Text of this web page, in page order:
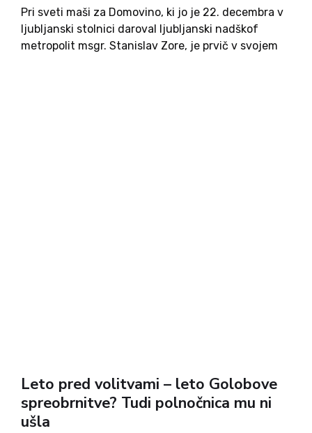
Pri sveti maši za Domovino, ki jo je 22. decembra v
ljubljanski stolnici daroval ljubljanski nadškof
metropolit msgr. Stanislav Zore, je prvič v svojem
Leto pred volitvami – leto Golobove
spreobrnitve? Tudi polnočnica mu ni
ušla